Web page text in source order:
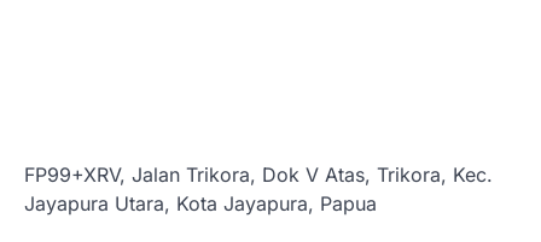
FP99+XRV, Jalan Trikora, Dok V Atas, Trikora, Kec.
Jayapura Utara, Kota Jayapura, Papua